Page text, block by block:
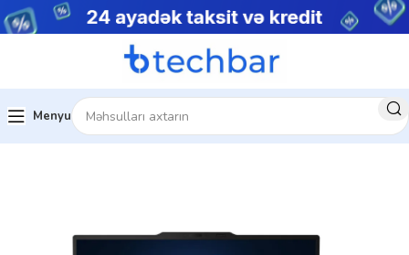
Menyu
Ev Noutbuklar Premium noutbuklar